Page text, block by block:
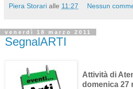
Piera Storari alle 11:27 Nessun
venerdì 18 marzo 2011
SegnalARTI
Attività di
domenica 27